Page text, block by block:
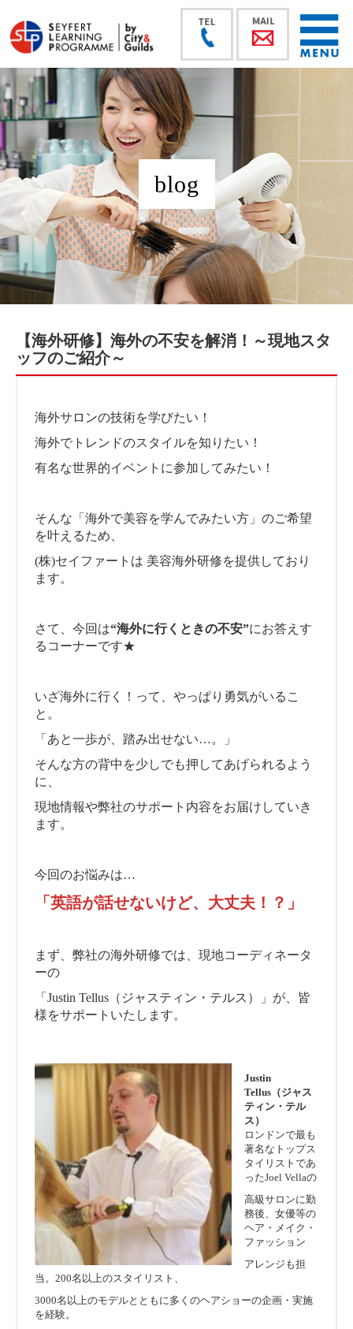
blog
【海外研修】海外の不安を解消！～現地スタ
ッフのご紹介～
海外サロンの技術を学びたい！
海外でトレンドのスタイルを知りたい！
有名な世界的イベントに参加してみたい！
そんな「海外で美容を学んでみたい方」のご希望
を叶えるため、
(株)セイファートは 美容海外研修を提供しており
ます。
さて、今回は“海外に行くときの不安”にお答えす
るコーナーです★
いざ海外に行く！って、やっぱり勇気がいるこ
と。
「あと一歩が、踏み出せない…。」
そんな方の背中を少しでも押してあげられるよう
に、
現地情報や弊社のサポート内容をお届けしていき
ます。
今回のお悩みは…
「英語が話せないけど、大丈夫！？」
まず、弊社の海外研修では、現地コーディネータ
ーの
「Justin Tellus（ジャスティン・テルス）」が、皆
様をサポートいたします。
Justin
Tellus（ジャス
ティン・テル
ス）
ロンドンで最も
著名なトップス
タイリストであ
ったJoel Vellaの
高級サロンに勤
務後、女優等の
ヘア・メイク・
ファッション
アレンジも担
当。200名以上のスタイリスト、
3000名以上のモデルとともに多くのヘアショーの企画・実施
を経験。